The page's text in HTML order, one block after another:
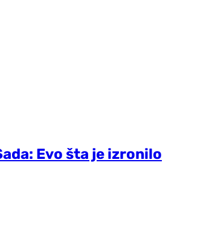
Evo šta je izronilo